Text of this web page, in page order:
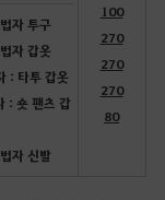
자 투구
자 갑옷
: 타투 갑옷
: 숏 팬츠 갑
자 신발
100
270
270
270
80